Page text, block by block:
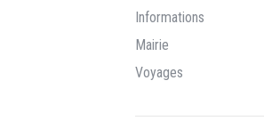
Informations
Mairie
Voyages